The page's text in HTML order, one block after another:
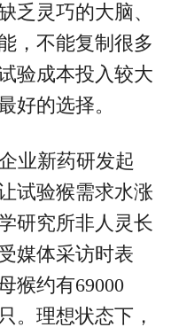
乏灵巧的大脑、
，不能复制很多
验成本投入较大
好的选择。
业新药研发起
试验猴需求水涨
研究所非人灵长
媒体采访时表
猴约有69000
。理想状态下，